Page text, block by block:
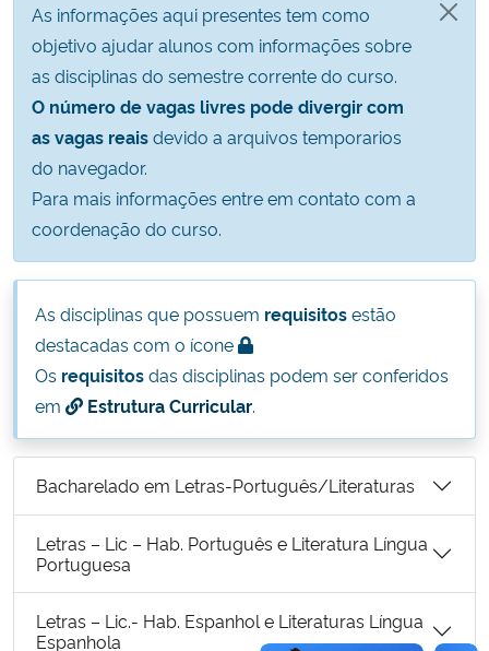
Ministério da Agricultura, Pecuária e Abastecimento
Ministério da Educação
Ministério da Cidadania
Ministério da Saúde
Ministério de Minas e Energia
Ministério da Ciência, Tecnologia, Inovações e Comunicações
Ministério do Meio Ambiente
Ministério do Turismo
Ministério do Desenvolvimento Regional
Controladoria-Geral da União
As informações aqui presentes tem como
objetivo ajudar alunos com informações sobre
as disciplinas do semestre corrente do curso.
O número de vagas livres pode divergir com
as vagas reaisdevido a arquivos temporarios
do navegador.
Para mais informações entre em contato com a
coordenação do curso.
As disciplinas que possuem requisitosestão
destacadas com o ícone
Os requisitosdas disciplinas podem ser conferidos
em
Estrutura Curricular.
Bacharelado em Letras-Português/Literaturas
Letras – Lic – Hab. Português e Literatura Língua
Portuguesa
Letras – Lic.- Hab. Espanhol e Literaturas Língua
Espanhola